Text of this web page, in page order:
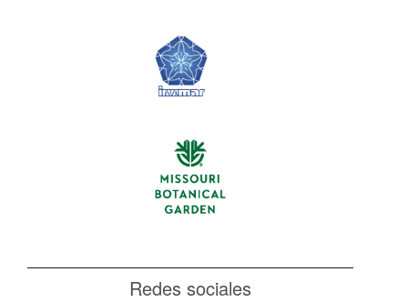
Redes sociales